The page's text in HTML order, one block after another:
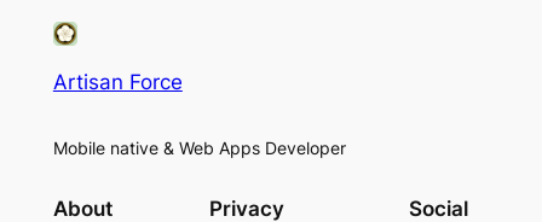
Artisan Force
Mobile native & Web Apps Developer
About Privacy Social